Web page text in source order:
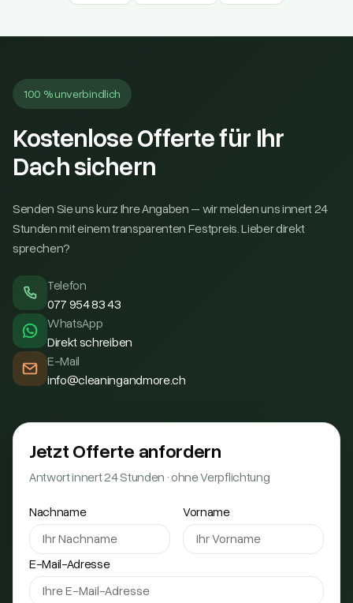
100 % unverbindlich
Kostenlose Offerte für Ihr
Dach sichern
Senden Sie uns kurz Ihre Angaben – wir melden uns innert 24
Stunden mit einem transparenten Festpreis. Lieber direkt
sprechen?
Telefon
077 954 83 43
WhatsApp
Direkt schreiben
E-Mail
info@cleaningandmore.ch
Jetzt Offerte anfordern
Antwort innert 24 Stunden · ohne Verpflichtung
Nachname Vorname
E-Mail-Adresse